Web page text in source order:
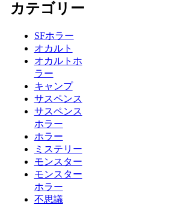
カテゴリー
SFホラー
オカルト
オカルトホ
ラー
キャンプ
サスペンス
サスペンス
ホラー
ホラー
ミステリー
モンスター
モンスター
ホラー
不思議